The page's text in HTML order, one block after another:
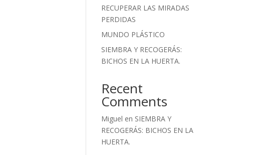
RECUPERAR LAS MIRADAS
PERDIDAS
MUNDO PLÁSTICO
SIEMBRA Y RECOGERÁS:
BICHOS EN LA HUERTA.
Recent
Comments
Miguel en SIEMBRA Y
RECOGERÁS: BICHOS EN LA
HUERTA.